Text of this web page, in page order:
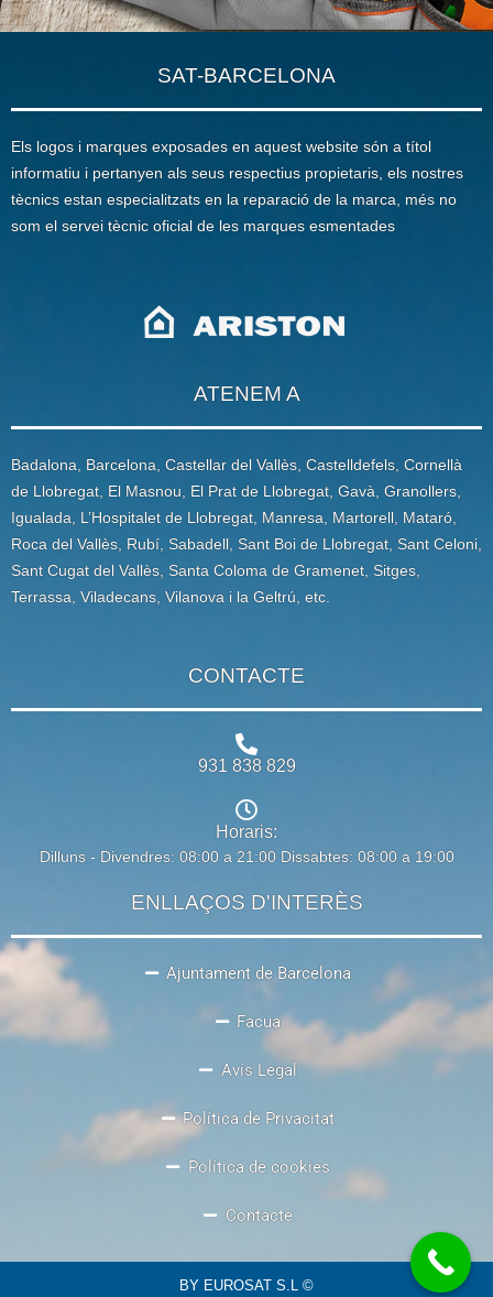
SAT-BARCELONA
Els logos i marques exposades en aquest website són a títol
informatiu i pertanyen als seus respectius propietaris, els nostres
tècnics estan especialitzats en la reparació de la marca, més no
som el servei tècnic oficial de les marques esmentades
ATENEM A
Badalona, Barcelona, Castellar del Vallès, Castelldefels, Cornellà
de Llobregat, El Masnou, El Prat de Llobregat, Gavà, Granollers,
Igualada, L’Hospitalet de Llobregat, Manresa, Martorell, Mataró,
Roca del Vallès, Rubí, Sabadell, Sant Boi de Llobregat, Sant Celoni,
Sant Cugat del Vallès, Santa Coloma de Gramenet, Sitges,
Terrassa, Viladecans, Vilanova i la Geltrú, etc.
CONTACTE
931 838 829
Horaris:
Dilluns - Divendres: 08:00 a 21:00 Dissabtes: 08:00 a 19:00
ENLLAÇOS D'INTERÈS
Ajuntament de Barcelona
Facua
Avís Legal
Política de Privacitat
Política de cookies
Contacte
BY EUROSAT S.L ©